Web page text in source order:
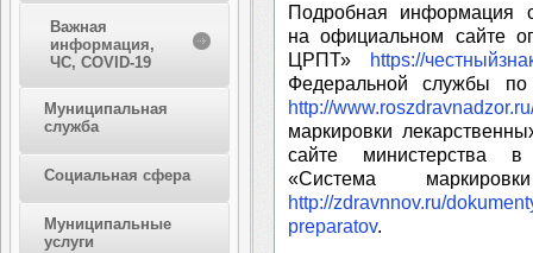
Важная
информация,
ЧС, COVID-19
Муниципальная
служба
Социальная сфера
Муниципальные
услуги
Подробная
на официальном сайте
ЦРПТ»
https://
Федеральной службы
http://
маркировки
сайте министерства
«Система
http://zdravnnov.ru/
preparatov.